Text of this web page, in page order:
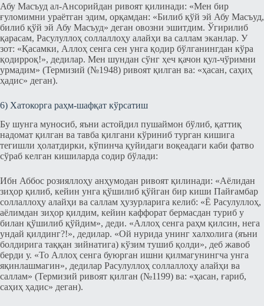
Абу Масъуд ал-Ансорийдан ривоят қилинади: «Мен бир
ғуломимни ураётган эдим, орқамдан: «Билиб қўй эй Абу Масъуд,
билиб қўй эй Абу Масъуд» деган овозни эшитдим. Ўгирилиб
қарасам, Расулуллоҳ соллаллоҳу алайҳи ва саллам эканлар. У
зот: «Қасамки, Аллоҳ сенга сен унга қодир бўлганингдан кўра
қодирроқ!», дедилар. Мен шундан сўнг ҳеч қачон қул-чўримни
урмадим» (Термизий (№1948) ривоят қилган ва: «ҳасан, саҳиҳ
ҳадис» деган).
6) Хатокорга раҳм-шафқат кўрсатиш
Бу шунга муносиб, яъни астойдил пушаймон бўлиб, қаттиқ
надомат қилган ва тавба қилгани кўриниб турган кишига
тегишли ҳолатдирки, кўпинча қуйидаги воқеадаги каби фатво
сўраб келган кишиларда содир бўлади:
Ибн Аббос розияллоҳу анҳумодан ривоят қилинади: «Аёлидан
зиҳор қилиб, кейин унга қўшилиб қўйган бир киши Пайғамбар
соллаллоҳу алайҳи ва саллам ҳузурларига келиб: «Ё Расулуллоҳ,
аёлимдан зиҳор қилдим, кейин каффорат бермасдан туриб у
билан қўшилиб қўйдим», деди. «Аллоҳ сенга раҳм қилсин, нега
ундай қилдинг?!», дедилар. «Ой нурида унинг халхолига (яъни
болдирига таққан зийнатига) кўзим тушиб қолди», деб жавоб
берди у. «То Аллоҳ сенга буюрган ишни қилмагунингча унга
яқинлашмагин», дедилар Расулуллоҳ соллаллоҳу алайҳи ва
саллам» (Термизий ривоят қилган (№1199) ва: «ҳасан, ғариб,
саҳиҳ ҳадис» деган).